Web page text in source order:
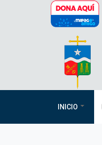
Pasar al contenido principal
INICIO